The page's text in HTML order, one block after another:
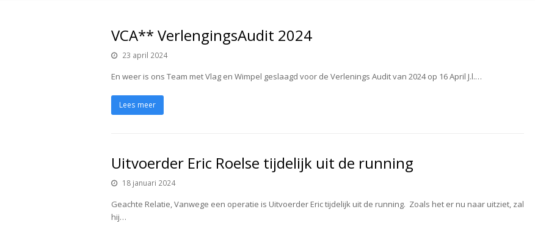
VCA** VerlengingsAudit 2024
23 april 2024
En weer is ons Team met Vlag en Wimpel geslaagd voor de Verlenings Audit van 2024 op 16 April J.l.…
Lees meer
Uitvoerder Eric Roelse tijdelijk uit de running
18 januari 2024
Geachte Relatie, Vanwege een operatie is Uitvoerder Eric tijdelijk uit de running. Zoals het er nu naar uitziet, zal
hij…